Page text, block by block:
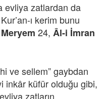
evliya zatlardan da
ı kerim bunu
Meryem 24, Âl-i İmran
ve sellem” gaybdan
inkâr küfür olduğu gibi,
zatların